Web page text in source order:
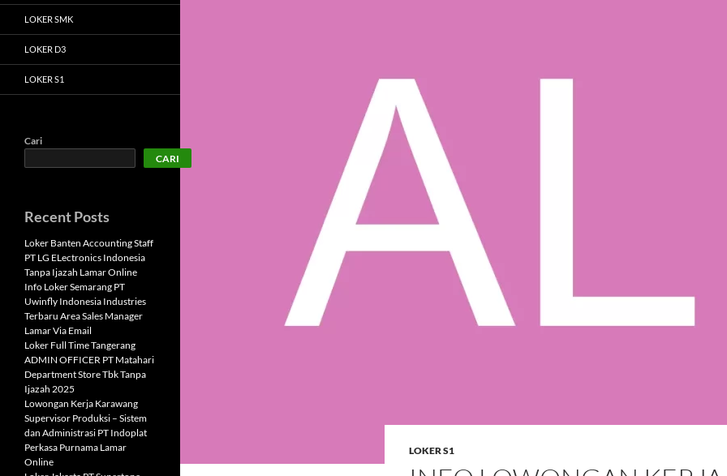
LOKER S1
LOKER SMK
LOKER D3
LOKER S1
Cari
CARI
Recent Posts
Loker Banten Accounting Staff
PT LG ELectronics Indonesia
Tanpa Ijazah Lamar Online
Info Loker Semarang PT
Uwinfly Indonesia Industries
Terbaru Area Sales Manager
Lamar Via Email
Loker Full Time Tangerang
ADMIN OFFICER PT Matahari
Department Store Tbk Tanpa
Ijazah 2025
Lowongan Kerja Karawang
Supervisor Produksi – Sistem
dan Administrasi PT Indoplat
Perkasa Purnama Lamar
Online